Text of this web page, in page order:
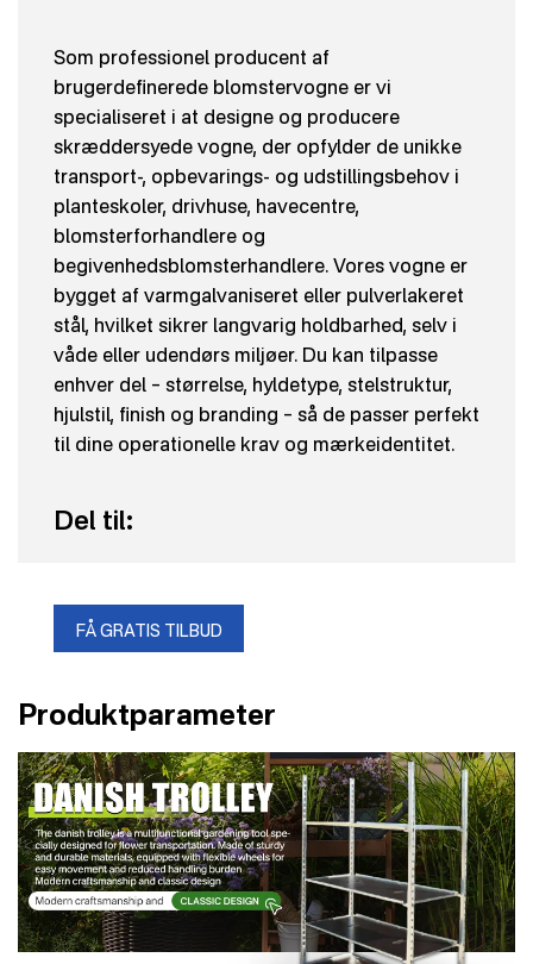
Som professionel producent af
brugerdefinerede blomstervogne er vi
specialiseret i at designe og producere
skræddersyede vogne, der opfylder de unikke
transport-, opbevarings- og udstillingsbehov i
planteskoler, drivhuse, havecentre,
blomsterforhandlere og
begivenhedsblomsterhandlere. Vores vogne er
bygget af varmgalvaniseret eller pulverlakeret
stål, hvilket sikrer langvarig holdbarhed, selv i
våde eller udendørs miljøer. Du kan tilpasse
enhver del – størrelse, hyldetype, stelstruktur,
hjulstil, finish og branding – så de passer perfekt
til dine operationelle krav og mærkeidentitet.
Del til:
FÅ GRATIS TILBUD
Produktparameter